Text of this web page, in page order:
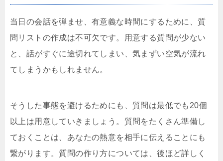
当日の会話を弾ませ、有意義な時間にするために、質
問リストの作成は不可欠です。用意する質問が少ない
と、話がすぐに途切れてしまい、気まずい空気が流れ
てしまうかもしれません。
そうした事態を避けるためにも、質問は最低でも20個
以上は用意していきましょう。質問をたくさん準備し
ておくことは、あなたの熱意を相手に伝えることにも
繋がります。質問の作り方については、後ほど詳しく